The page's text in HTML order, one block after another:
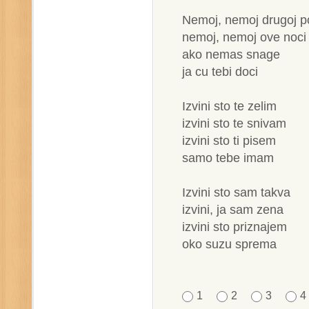
Nemoj, nemoj drugoj
nemoj, nemoj ove noci
ako nemas snage
ja cu tebi doci
Izvini sto te zelim
izvini sto te snivam
izvini sto ti pisem
samo tebe imam
Izvini sto sam takva
izvini, ja sam zena
izvini sto priznajem
oko suzu sprema
1 2 3 4